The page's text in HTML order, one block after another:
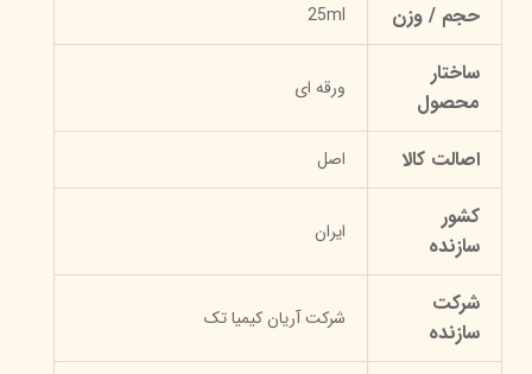
حجم / وزن 25ml
ساختار
محصول
ورقه‌ ای
اصالت کالا اصل
کشور
سازنده
ایران
شرکت
سازنده
شرکت آریان کیمیا تک